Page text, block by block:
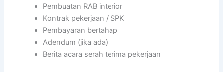
Pembuatan RAB interior
Kontrak pekerjaan / SPK
Pembayaran bertahap
Adendum (jika ada)
Berita acara serah terima pekerjaan